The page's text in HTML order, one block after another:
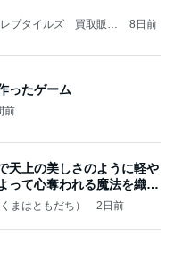
プタイルズ 買取販売
8日前
ったゲーム
前
天上の美しさのように軽や
って心奪われる魔法を織り
まはともだち） 2日前